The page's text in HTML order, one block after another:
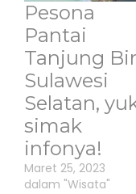
Pesona
Pantai
Tanjung
Sulawesi
Selatan,
simak
infonya!
Maret 25, 2023
dalam "Wisata"